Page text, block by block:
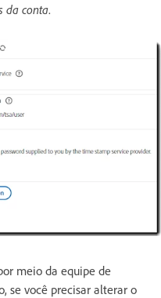
da conta.
meio da equipe de
se você precisar alterar o